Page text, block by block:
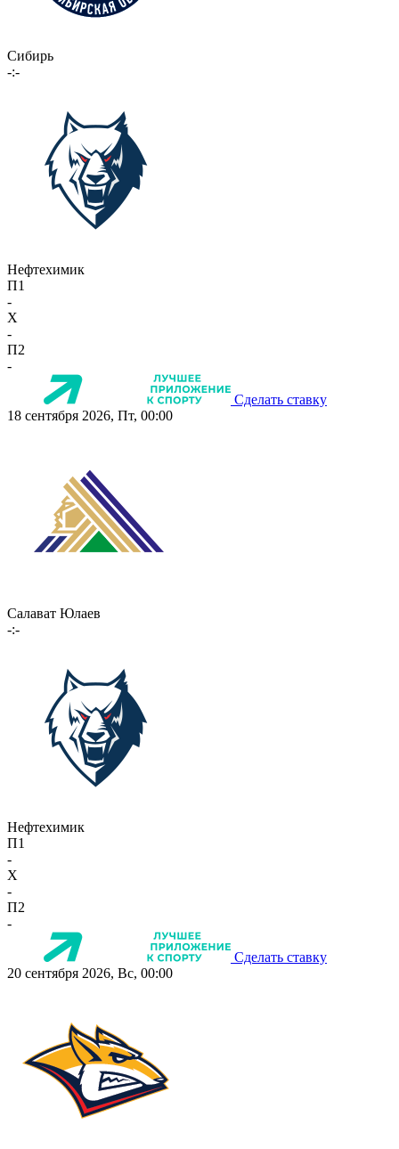
Сибирь
-:-
Нефтехимик
П1
-
X
-
П2
-
Сделать ставку
18 сентября 2026, Пт, 00:00
Салават Юлаев
-:-
Нефтехимик
П1
-
X
-
П2
-
Сделать ставку
20 сентября 2026, Вс, 00:00